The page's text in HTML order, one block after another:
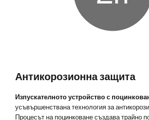
Антикорозионна защита
Изпускателното устройство с
усъвършенствана технология за
Процесът на поцинковане създава трайно